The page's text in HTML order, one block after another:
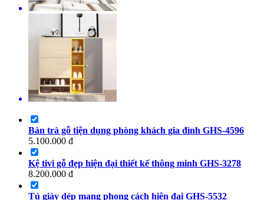
Bàn trà gỗ tiện dụng phòng khách gia đình GHS-4596
5.100.000 đ
Kệ tivi gỗ đẹp hiện đại thiết kế thông minh GHS-3278
8.200.000 đ
Tủ giày dép mang phong cách hiện đại GHS-5532